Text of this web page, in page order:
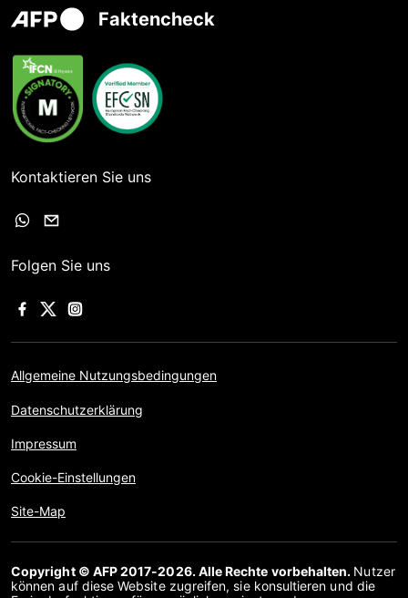
Faktencheck
Kontaktieren Sie uns
Folgen Sie uns
Allgemeine Nutzungsbedingungen
Datenschutzerklärung
Impressum
Cookie-Einstellungen
Site-Map
Copyright © AFP 2017-2026. Alle Rechte vorbehalten. Nutzer
können auf diese Website zugreifen, sie konsultieren und die